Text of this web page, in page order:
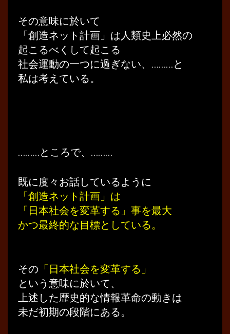
その意味に於いて
「創造ネット計画」は人類史上必然の
起こるべくして起こる
社会運動の一つに過ぎない、………と
私は考えている。
………ところで、………
既に度々お話しているように
「創造ネット計画」は
「日本社会を変革する」事を最大
かつ最終的な目標としている。
その 「日本社会を変革する」
という意味に於いて、
上述した歴史的な情報革命の動きは
未だ初期の段階にある。